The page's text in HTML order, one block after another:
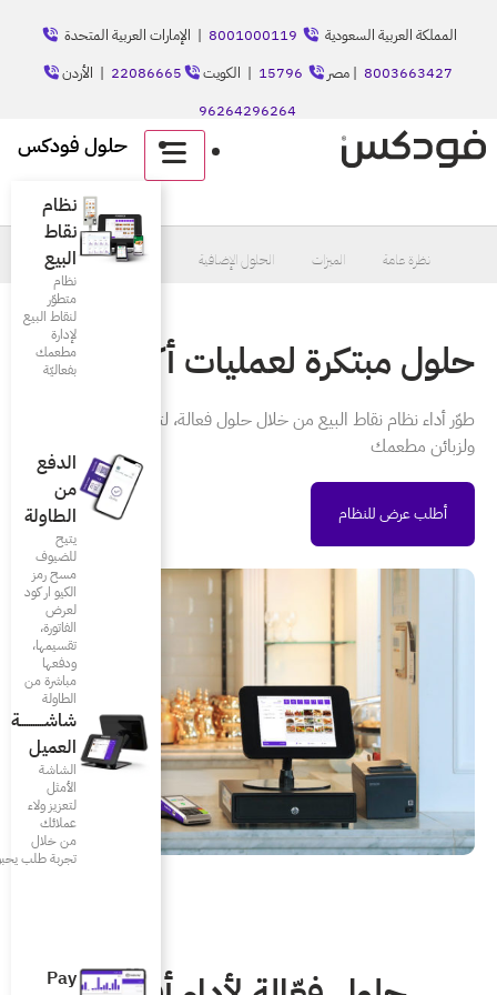
| الإمارات العربية المتحدة
22086665 | الأردن
حلول فودكس
نقاط
البيع
مطعمك
بفعاليّة
من
يتيح
مسح رمز
الفاتورة،
تقسيمها،
مباشرة من
الطاولة
شاشـــــــــــة
العميل
الشاشة
الأمثل
لتعزيز ولاء
عملائك
من خلال
تجربة طلب يحبونها
Pay
الأسعار
أكثر فعالية
فعالة، لتجربة أفضل لك